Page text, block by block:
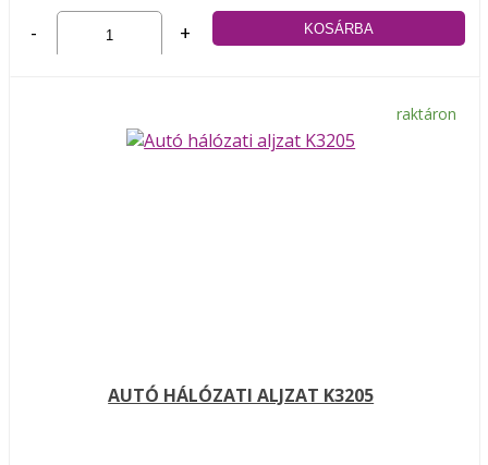
- +
raktáron
AUTÓ HÁLÓZATI ALJZAT K3205